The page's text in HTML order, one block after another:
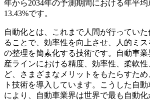
年から2034年の予測期間における年平
13.43%です。
自動化とは、これまで人間が行ってい
ることで、効率性を向上させ、人的ミ
の整理を簡素化する技術です。自動車
産ラインにおける精度、効率性、柔軟
ど、さまざまなメリットをもたらすた
ト技術を導入しています。こうした自
により、自動車業界は世界で最も自動